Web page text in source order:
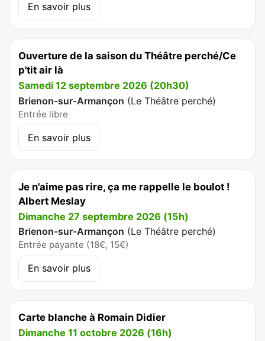
En savoir plus
Ouverture de la saison du Théâtre perché/Ce
p'tit air là
Samedi 12 septembre 2026 (20h30)
Brienon-sur-Armançon (Le Théâtre perché)
Entrée libre
En savoir plus
Je n'aime pas rire, ça me rappelle le boulot !
Albert Meslay
Dimanche 27 septembre 2026 (15h)
Brienon-sur-Armançon (Le Théâtre perché)
Entrée payante (18€, 15€)
En savoir plus
Carte blanche à Romain Didier
Dimanche 11 octobre 2026 (16h)